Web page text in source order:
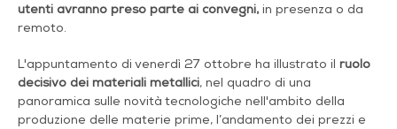
utenti avranno preso parte ai convegni, in presenza o da
remoto.
L'appuntamento di venerdì 27 ottobre ha illustrato il ruolo
decisivo dei materiali metallici, nel quadro di una
panoramica sulle novità tecnologiche nell'ambito della
produzione delle materie prime, l’andamento dei prezzi e